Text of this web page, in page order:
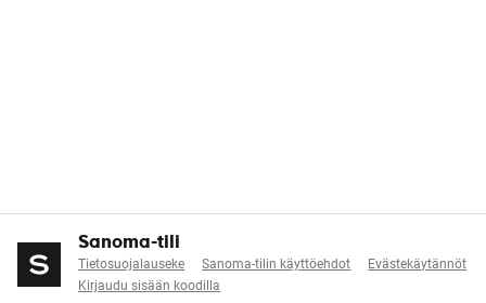
Sanoma-tili
Tietosuojalauseke Sanoma-tilin käyttöehdot
Evästekäytännöt
Kirjaudu sisään koodilla